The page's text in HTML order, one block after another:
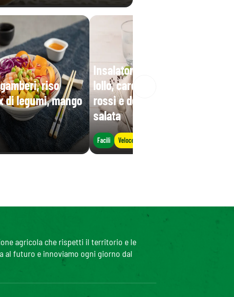
riso
di legumi, mango
Insalatona base iceberg e
lollo, carote, mais, fagioli
rossi e decorata con ricotta
salata
Facili Veloce
agricola che rispetti il territorio e le
al futuro e innoviamo ogni giorno dal